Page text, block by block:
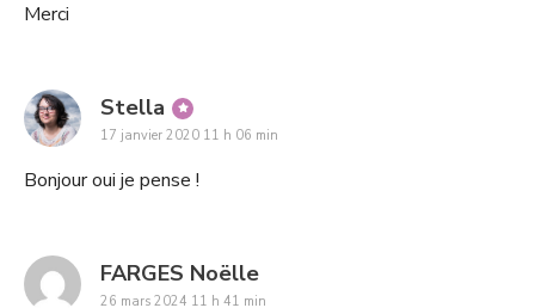
Merci
Stella says:
17 janvier 2020 11 h 06 min
Bonjour oui je pense !
FARGES Noëllesays:
26 mars 2024 11 h 41 min